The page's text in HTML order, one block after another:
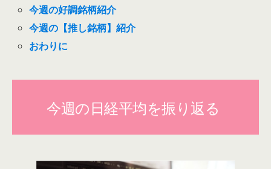
今週の好調銘柄紹介
今週の【推し銘柄】紹介
おわりに
今週の日経平均を振り返る